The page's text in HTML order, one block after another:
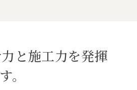
と施工力を発揮
。